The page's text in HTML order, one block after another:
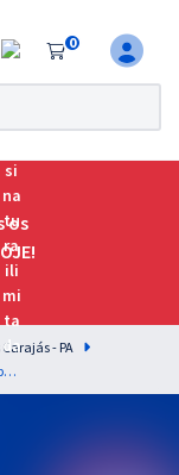
0
os
- PA
Prefeitura de Canaã dos Carajás - PA - Prova Discursiva para Professores com os Professores Leticia Bastos (Videoaulas) & Bruno Pilastre (Aulas em PDF) (Pós-Edital)